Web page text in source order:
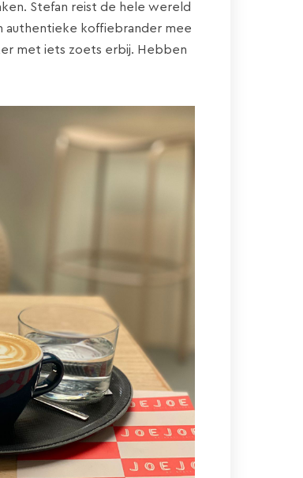
Stefan reist de hele wereld
authentieke koffiebrander mee
met iets zoets erbij. Hebben